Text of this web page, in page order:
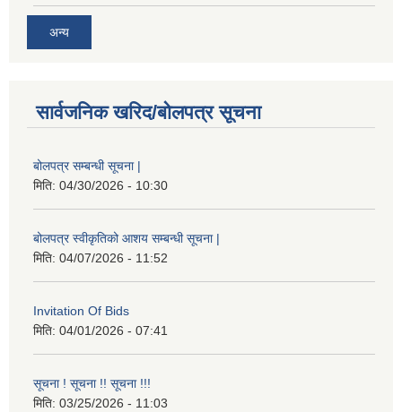
अन्य
सार्वजनिक खरिद/बोलपत्र सूचना
बोलपत्र सम्बन्धी सूचना |
मिति: 04/30/2026 - 10:30
बोलपत्र स्वीकृतिको आशय सम्बन्धी सूचना |
मिति: 04/07/2026 - 11:52
Invitation Of Bids
मिति: 04/01/2026 - 07:41
सूचना ! सूचना !! सूचना !!!
मिति: 03/25/2026 - 11:03